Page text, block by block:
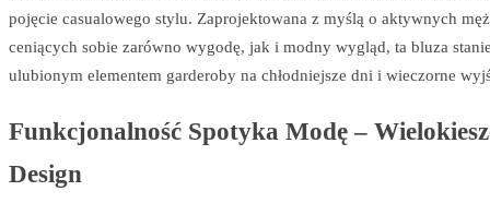
pojęcie casualowego stylu. Zaprojektowana z myślą o aktywnych
ceniących sobie zarówno wygodę, jak i modny wygląd, ta bluza
ulubionym elementem garderoby na chłodniejsze dni i wieczorne
Funkcjonalność Spotyka Modę –
Design